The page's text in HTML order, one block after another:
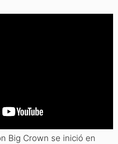
Big Crown se inició en